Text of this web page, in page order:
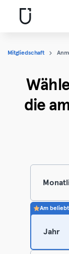
Mitgliedschaft
die
Am
Jahr